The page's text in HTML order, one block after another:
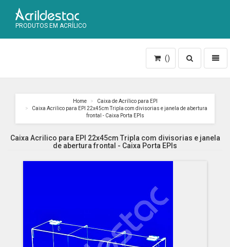
PRODUTOS EM ACRÍLICO
Toggle
search
()
Home
Caixa de Acrílico para EPI
Caixa Acrilico para EPI 22x45cm Tripla com divisorias e janela de abertura
frontal - Caixa Porta EPIs
Caixa Acrilico para EPI 22x45cm Tripla com divisorias e janela
de abertura frontal - Caixa Porta EPIs